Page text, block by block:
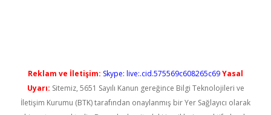
Reklam ve İletişim: Skype: live:.cid.575569c608265c69Yasal
Uyarı: Sitemiz, 5651 Sayılı Kanun gereğince Bilgi Teknolojileri ve
İletişim Kurumu (BTK) tarafından onaylanmış bir Yer Sağlayıcı olarak